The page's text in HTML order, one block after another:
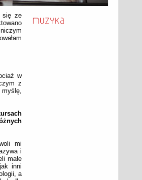
się ze
w
z
myślę,
mi
i
małe
inni
a